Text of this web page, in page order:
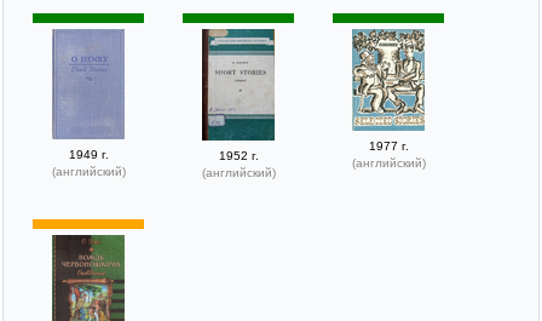
1949 г.
(английский)
1952 г.
(английский)
1977 г.
(английский)